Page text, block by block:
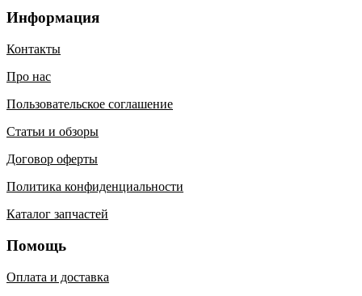
Информация
Контакты
Про нас
Пользовательское соглашение
Статьи и обзоры
Договор оферты
Политика конфиденциальности
Каталог запчастей
Помощь
Оплата и доставка